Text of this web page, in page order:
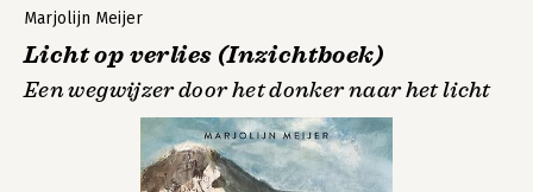
Marjolijn Meijer
Licht op verlies (Inzichtboek)
Een wegwijzer door het donker naar het licht